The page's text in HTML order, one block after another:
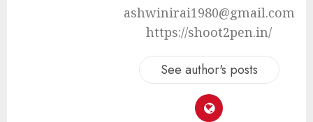
ashwinirai1980@gmail.com
https://shoot2pen.in/
See author's posts